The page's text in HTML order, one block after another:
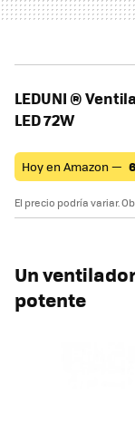
LEDUNI ®
LED 72W
Hoy en Amazon —
El precio podría variar.
Un
potente